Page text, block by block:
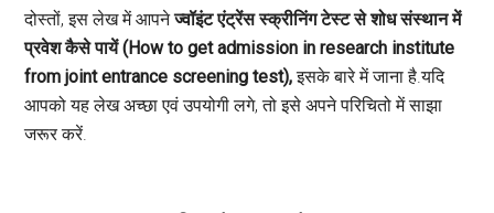
दोस्तों, इस लेख में आपनेज्वॉइंट एंट्रेंस स्क्रीनिंग टेस्ट से शोध संस्थान में
प्रवेश कैसे पायें(How to get admission in research institute
from joint entrance screening test),इसके बारे में जाना है.यदि
आपको यह लेख अच्छा एवं उपयोगी लगे, तो इसे अपने परिचितो में साझा
जरूर करें.